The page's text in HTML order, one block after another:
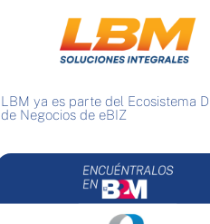
LBM ya es parte del Ecosistema
de Negocios de eBIZ